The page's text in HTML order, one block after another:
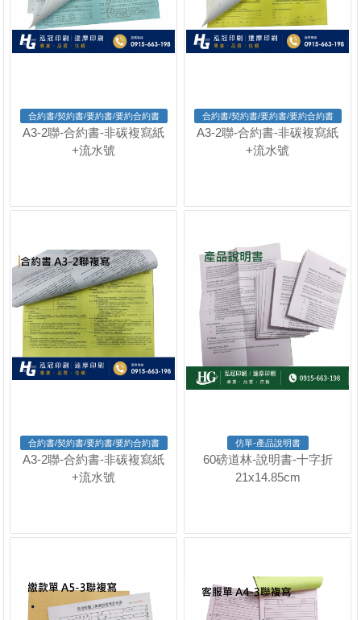
合約書/契約書/要約書/要約合約書
A3-2聯-合約書-非碳複寫紙
+流水號
合約書/契約書/要約書/要約合約書
A3-2聯-合約書-非碳複寫紙
+流水號
合約書/契約書/要約書/要約合約書
A3-2聯-合約書-非碳複寫紙
+流水號
仿單-產品說明書
60磅道林-說明書-十字折
21x14.85cm